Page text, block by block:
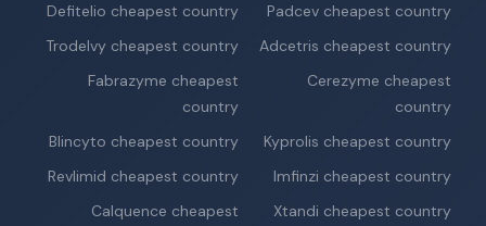
Defitelio cheapest country
Padcev cheapest country
Trodelvy cheapest country
Adcetris cheapest country
Fabrazyme cheapest
country
Cerezyme cheapest
country
Blincyto cheapest country
Kyprolis cheapest country
Revlimid cheapest country
Imfinzi cheapest country
Calquence cheapest
Xtandi cheapest country